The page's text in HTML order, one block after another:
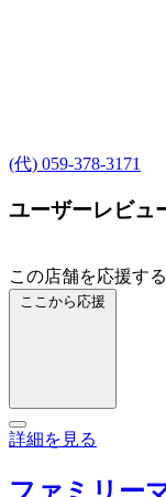
(代) 059-378-3171
ユーザーレビュ
この店舗を応援する
ここから応援
詳細を見る